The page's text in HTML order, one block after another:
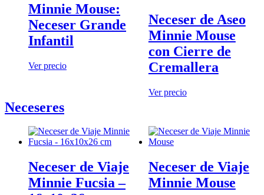
Minnie Mouse:
Neceser Grande
Infantil
Ver precio
Neceser de Aseo
Minnie Mouse
con Cierre de
Cremallera
Ver precio
Neceser de Viaje
Minnie Fucsia –
Neceser de Viaje
Minnie Mouse
Neceseres